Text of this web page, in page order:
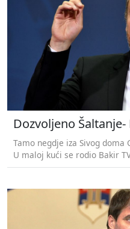
Dozvoljeno
Tamo negdje iza Sivog
U maloj kući se rodio Bakir